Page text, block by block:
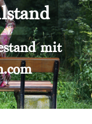
mit